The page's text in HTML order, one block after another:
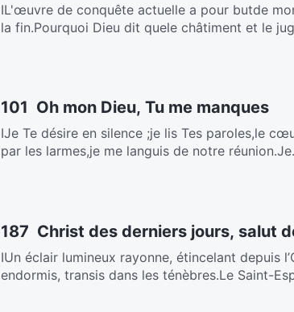
ⅠL'œuvre de conquête actuelle a pour butde
la fin.Pourquoi Dieu dit quele châtiment et le
101 Oh mon Dieu, Tu me manques
ⅠJe Te désire en silence ;je lis Tes paroles,le
par les larmes,je me languis de notre
187 Christ des derniers jours, salut
ⅠUn éclair lumineux rayonne, étincelant depuis
endormis, transis dans les ténèbres.Le Saint-